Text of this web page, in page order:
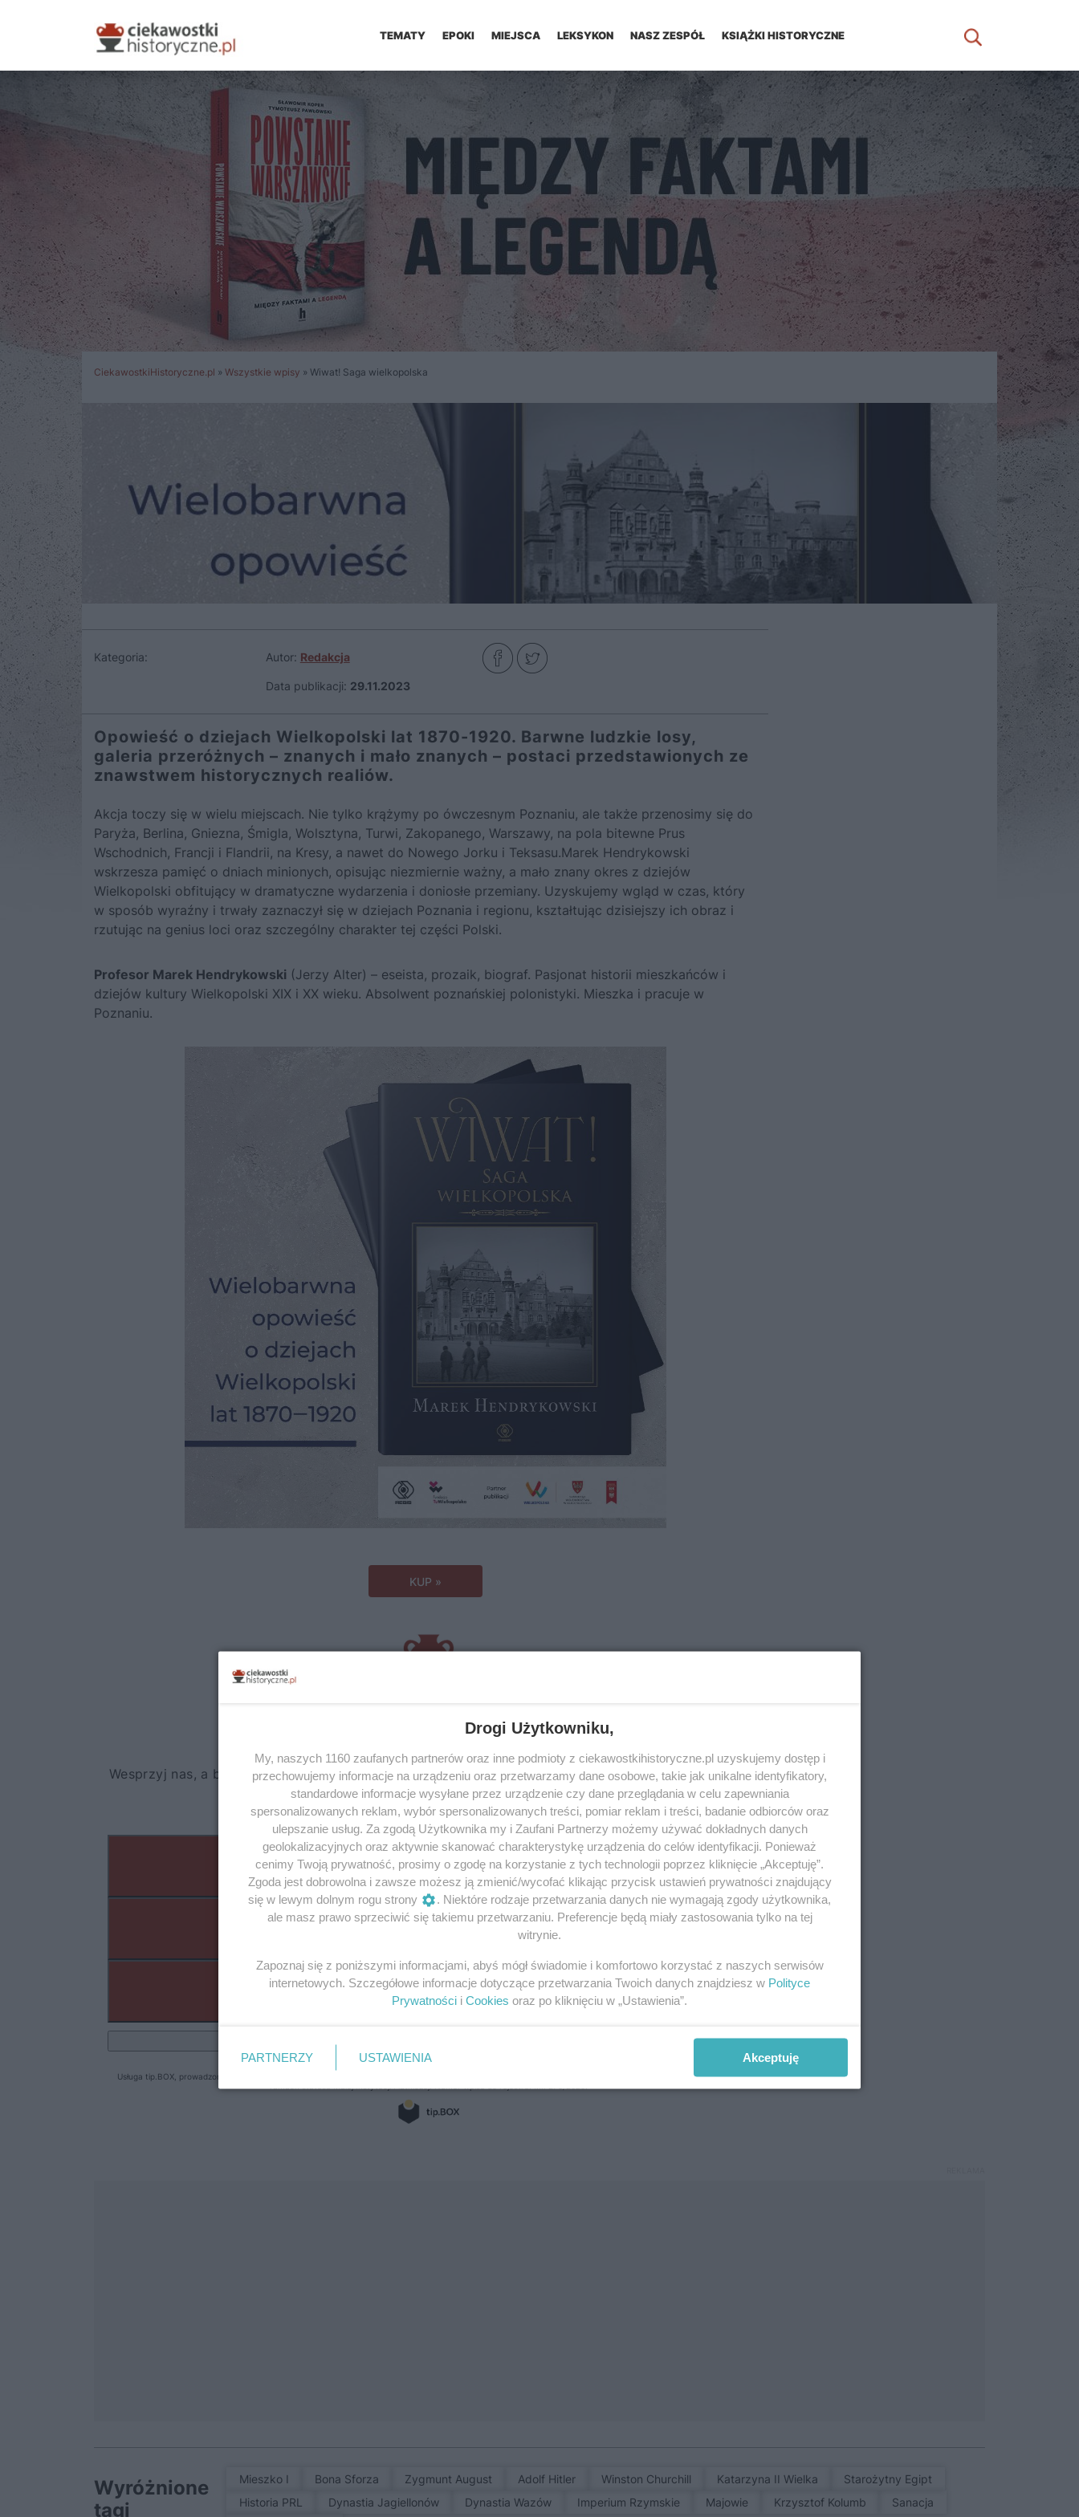
TEMATY EPOKI MIEJSCA LEKSYKON NASZ ZESPÓŁ KSIĄŻKI HISTORYCZNE
CiekawostkiHistoryczne.pl » Wszystkie wpisy » Wiwat! Saga wielkopolska
Kategoria: Autor: Redakcja
Data publikacji: 29.11.2023
Opowieść o dziejach Wielkopolski lat 1870-1920. Barwne ludzkie losy,
galeria przeróżnych – znanych i mało znanych – postaci przedstawionych ze
znawstwem historycznych realiów.
Akcja toczy się w wielu miejscach. Nie tylko krążymy po ówczesnym Poznaniu, ale także przenosimy się do
Paryża, Berlina, Gniezna, Śmigla, Wolsztyna, Turwi, Zakopanego, Warszawy, na pola bitewne Prus
Wschodnich, Francji i Flandrii, na Kresy, a nawet do Nowego Jorku i Teksasu.Marek Hendrykowski
wskrzesza pamięć o dniach minionych, opisując niezmiernie ważny, a mało znany okres z dziejów
Wielkopolski obfitujący w dramatyczne wydarzenia i doniosłe przemiany. Uzyskujemy wgląd w czas, który
w sposób wyraźny i trwały zaznaczył się w dziejach Poznania i regionu, kształtując dzisiejszy ich obraz i
rzutując na genius loci oraz szczególny charakter tej części Polski.
Profesor Marek Hendrykowski (Jerzy Alter) – eseista, prozaik, biograf. Pasjonat historii mieszkańców i
dziejów kultury Wielkopolski XIX i XX wieku. Absolwent poznańskiej polonistyki. Mieszka i pracuje w
Poznaniu.
KUP »
Wyróżnione
tagi
Mieszko I Bona Sforza Zygmunt August Adolf Hitler Winston Churchill Katarzyna II Wielka
Starożytny Egipt
Historia PRL
Dynastia Jagiellonów Dynastia Wazów Imperium Rzymskie Majowie Krzysztof Kolumb
sanacja
Drogi Użytkowniku,
My, naszych 1160 zaufanych partnerów oraz inne podmioty z ciekawostkihistoryczne.pl uzyskujemy dostęp i
przechowujemy informacje na urządzeniu oraz przetwarzamy dane osobowe, takie jak unikalne identyfikatory,
standardowe informacje wysyłane przez urządzenie czy dane przeglądania w celu zapewniania
spersonalizowanych reklam, wybór spersonalizowanych treści, pomiar reklam i treści, badanie odbiorców oraz
ulepszanie usług. Za zgodą Użytkownika my i Zaufani Partnerzy możemy używać dokładnych danych
geolokalizacyjnych oraz aktywnie skanować charakterystykę urządzenia do celów identyfikacji. Ponieważ
cenimy Twoją prywatność, prosimy o zgodę na korzystanie z tych technologii poprzez kliknięcie „Akceptuję”.
Zgoda jest dobrowolna i zawsze możesz ją zmienić/wycofać klikając przycisk ustawień prywatności znajdujący
się w lewym dolnym rogu strony
. Niektóre rodzaje przetwarzania danych nie wymagają zgody użytkownika,
ale masz prawo sprzeciwić się takiemu przetwarzaniu. Preferencje będą miały zastosowania tylko na tej
witrynie.
Zapoznaj się z poniższymi informacjami, abyś mógł świadomie i komfortowo korzystać z naszych serwisów
internetowych. Szczegółowe informacje dotyczące przetwarzania Twoich danych znajdziesz w Polityce
Prywatności i Cookies oraz po kliknięciu w „Ustawienia”.
PARTNERZY USTAWIENIA Akceptuję